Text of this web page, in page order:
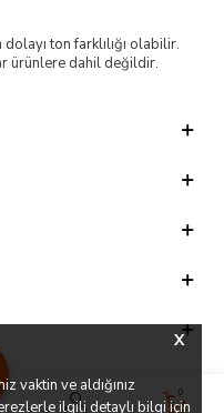
X
vaktin ve aldığınız
ilgili detaylı bilgi için
0
ton farklılığı olabilir.
ürünlere dahil değildir.